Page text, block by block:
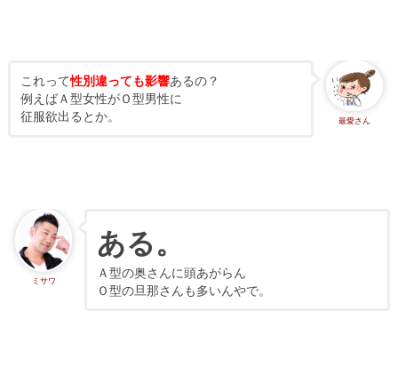
最愛さん
これって性別違っても影響あるの？
例えばＡ型女性がＯ型男性に
征服欲出るとか。
ミサワ
ある。
Ａ型の奥さんに頭あがらん
Ｏ型の旦那さんも多いんやで。